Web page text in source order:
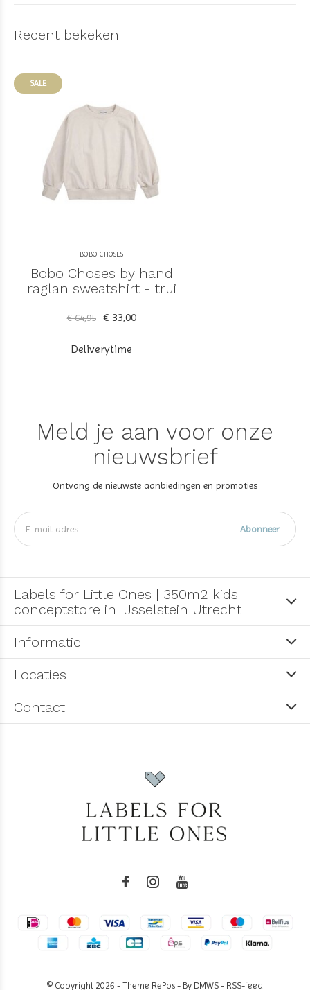
Recent bekeken
SALE
BOBO CHOSES
Bobo Choses by hand
raglan sweatshirt - trui
€ 64,95 € 33,00
Deliverytime
Meld je aan voor onze
nieuwsbrief
Ontvang de nieuwste aanbiedingen en promoties
Abonneer
Labels for Little Ones | 350m2 kids
conceptstore in IJsselstein Utrecht
Informatie
Locaties
Contact
© Copyright 2026 - Theme RePos - By DMWS - RSS-feed